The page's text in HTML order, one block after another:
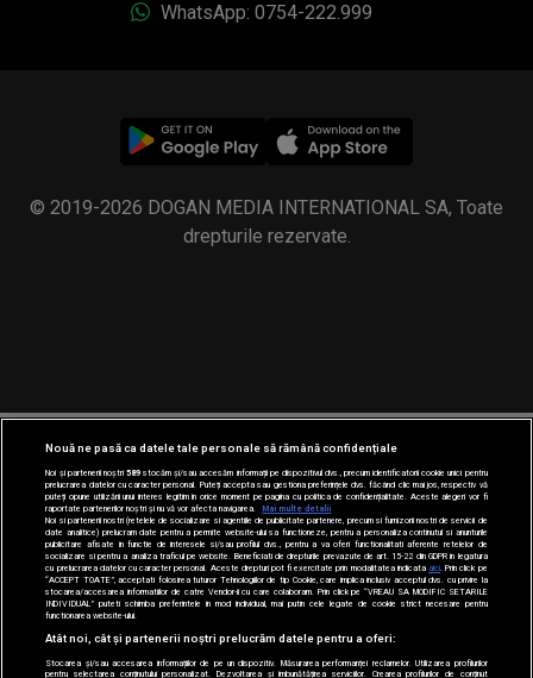
WhatsApp: 0754-222.999
© 2019-2026 DOGAN MEDIA INTERNATIONAL SA, Toate
drepturile rezervate.
Nouă ne pasă ca datele tale personale să rămână confidențiale
Noi și partenerii noștri589stocăm și/sau accesăm informații pe dispozitivul dvs., precum identificatorii cookie unici pentru
prelucrarea datelor cu caracter personal. Puteți accepta sau gestiona preferințele dvs. făcând clic mai jos, respectiv vă
puteți opune utilizării unui interes legitim în orice moment pe pagina cu politica de confidențialitate. Aceste alegeri vor fi
raportate partenerilor noștri și nu vă vor afecta navigarea.
Mai multe detalii
Noi si partenerii nostri (retelele de socializare si agentiile de publicitate partenere, precum si furnizorii nostri de servicii de
date analitice) prelucram date pentru a permite website-ului sa functioneze, pentru a personaliza continutul si anunturile
publicitare afisate in functie de interesele si/sau profilul dvs., pentru a va oferi functionalitati aferente retelelor de
socializare si pentru a analiza traficul pe website. Beneficiati de drepturile prevazute de art. 15-22 din GDPR in legatura
cu prelucrarea datelor cu caracter personal. Aceste drepturi pot fi exercitate prin modalitatea indicataaici . Prin click pe
“ACCEPT TOATE”, acceptati folosirea tuturor Tehnologiilor de tip Cookie, care implica inclusiv acceptul dvs. cu privire la
stocarea/accesarea informatiilor de catre Vendor-ii cu care colaboram. Prin click pe “VREAU SA MODIFIC SETARILE
INDIVIDUAL” puteti schimba preferintele in mod individual, mai putin cele legate de cookie strict necesare pentru
functionarea website-ului.
Atât noi, cât și partenerii noștri prelucrăm datele pentru a oferi:
Stocarea și/sau accesarea informațiilor de pe un dispozitiv. Măsurarea performanței reclamelor. Utilizarea profilurilor
pentru selectarea conținutului personalizat. Dezvoltarea și îmbunătățirea serviciilor. Crearea profilurilor de conținut